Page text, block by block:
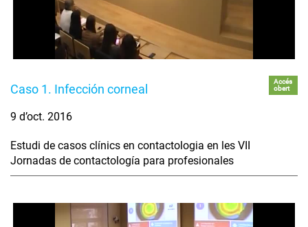
Caso 1. Infección corneal
Accés
obert
9 d’oct. 2016
Estudi de casos clínics en contactologia en les VII
Jornadas de contactología para profesionales